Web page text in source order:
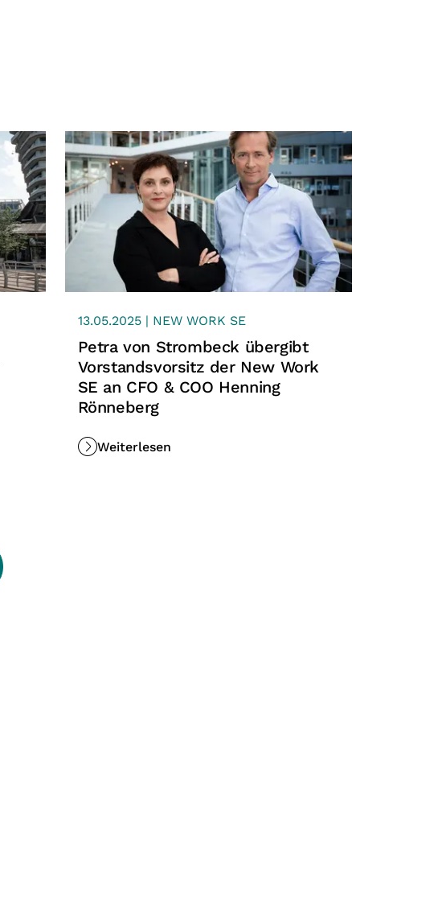
13.05.2025 | NEW WORK SE
Petra von Strombeck übergibt
Vorstandsvorsitz der New Work
SE an CFO & COO Henning
Rönneberg
Weiterlesen